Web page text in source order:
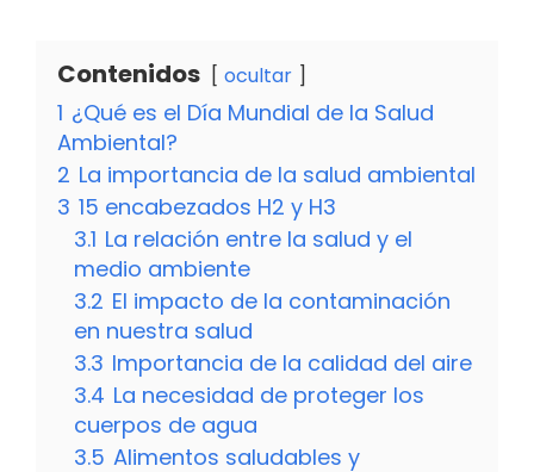
Contenidos ocultar
1 ¿Qué es el Día Mundial de la Salud
Ambiental?
2 La importancia de la salud ambiental
3 15 encabezados H2 y H3
3.1 La relación entre la salud y el
medio ambiente
3.2 El impacto de la contaminación
en nuestra salud
3.3 Importancia de la calidad del aire
3.4 La necesidad de proteger los
cuerpos de agua
3.5 Alimentos saludables y